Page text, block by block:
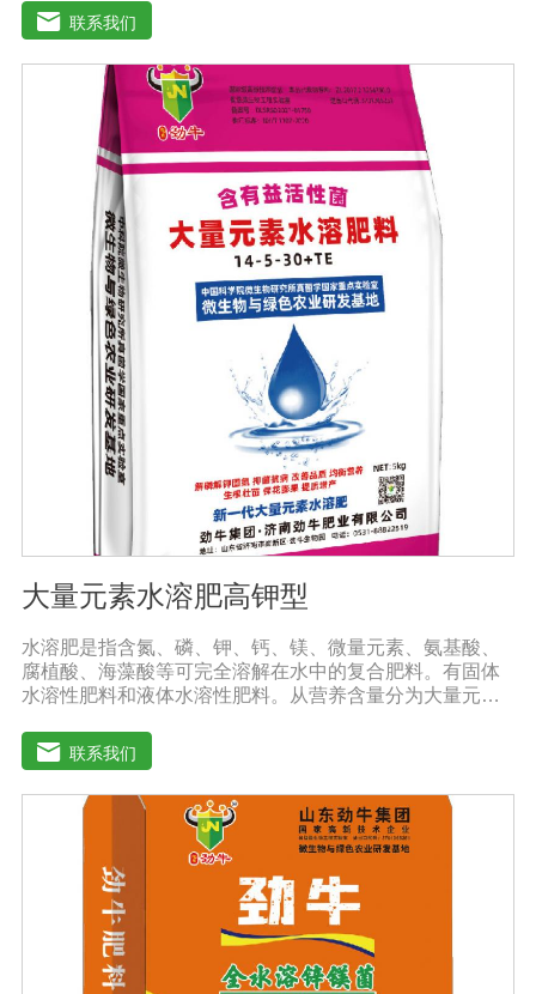
能不同程度地刺激调节植物生长；并且能产生铁载体、抗
生素、系统防卫酶等多种物质，可以抑制细菌或真菌性病
害或诱导系统抗性间接达到促进植物生长的作用。
联系我们
大量元素水溶肥高钾型
水溶肥是指含氮、磷、钾、钙、镁、微量元素、氨基酸、
腐植酸、海藻酸等可完全溶解在水中的复合肥料。有固体
水溶性肥料和液体水溶性肥料。从营养含量分为大量元素
含氨基酸水溶性肥料、含腐植酸水溶性肥料、有机水溶性
肥料等。水溶肥与传统的过磷酸钙肥等品种相比，水溶性
肥料具有明显的优势。它是一种水溶性好、无残渣的速效
肥料，能完全溶于水，能直接被作物的根和叶吸收利用。
水溶肥作为一种快速肥料，其营养元素相对全面，根据不
同作物的肥料特点，相应的肥料配方不同，市场销售蔬
菜、果树、花卉、食品、棉花、油等作物专用水溶性肥
料。使用技巧：1．避免直接冲施，要采取二次稀释法。由
于水溶性肥料有别于一般的复合肥料，所以农民就不能够
按常规施肥方法，造成施肥不均匀，出现烧苗伤根，苗小
苗弱等现象，二次稀释保证冲肥均匀，提高肥料利用率。
联系我们